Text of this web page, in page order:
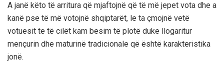
A janë këto të arritura që mjaftojnë që të më jepet vota dhe a
kanë pse të më votojnë shqiptarët, le ta çmojnë vetë
votuesit te të cilët kam besim të plotë duke llogaritur
mençurin dhe maturinë tradicionale që është karakteristika
jonë.